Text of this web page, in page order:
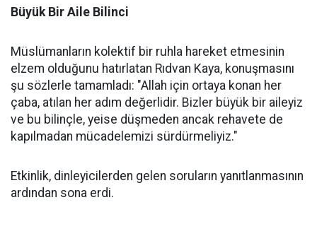
Büyük Bir Aile Bilinci
Müslümanların kolektif bir ruhla hareket etmesinin
elzem olduğunu hatırlatan Rıdvan Kaya, konuşmasını
şu sözlerle tamamladı: "Allah için ortaya konan her
çaba, atılan her adım değerlidir. Bizler büyük bir aileyiz
ve bu bilinçle, yeise düşmeden ancak rehavete de
kapılmadan mücadelemizi sürdürmeliyiz."
Etkinlik, dinleyicilerden gelen soruların yanıtlanmasının
ardından sona erdi.